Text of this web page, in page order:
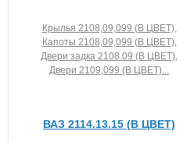
Крылья 2108,09,099 (В ЦВЕТ),
Капоты 2108,09,099 (В ЦВЕТ),
Двери задка 2108.09 (В ЦВЕТ),
Двери 2109,099 (В ЦВЕТ)...
ВАЗ 2114.13.15 (В ЦВЕТ)